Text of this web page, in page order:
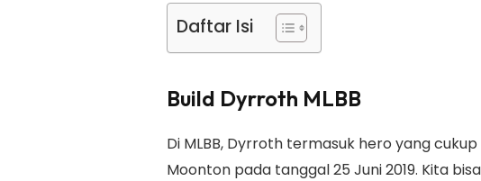
Daftar Isi
Build Dyrroth MLBB
Di MLBB, Dyrroth termasuk hero yang
Moonton pada tanggal 25 Juni 2019. Kita